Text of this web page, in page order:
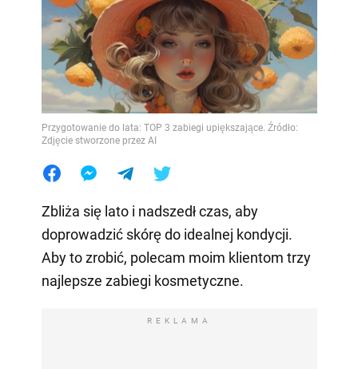
Przygotowanie do lata: TOP 3 zabiegi upiększające. Źródło:
Zdjęcie stworzone przez AI
Zbliża się lato i nadszedł czas, aby
doprowadzić skórę do idealnej kondycji.
Aby to zrobić, polecam moim klientom trzy
najlepsze zabiegi kosmetyczne.
REKLAMA